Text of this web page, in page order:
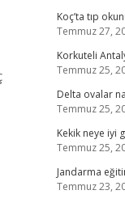
Koç’ta tıp
Temmuz 27,
Korkuteli
Temmuz 25,
Delta ovalar
Temmuz 25,
Kekik neye iyi
Temmuz 25,
Jandarma
Temmuz 23,